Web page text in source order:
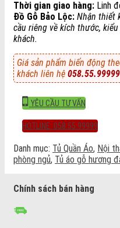
Thời gian giao hàng: Linh
Đồ Gỗ Bảo Lộc: Nhận thiết
cầu riêng về kích thước,
khách.
Giá sản phẩm biến động
khách liên hệ 058.55.99999
YÊU CẦU TƯ VẤN
HOTLINE: 058.55.99999
Danh mục: Tủ Quần Áo, Nội
phòng ngủ, Tủ áo gỗ hương
Chính sách bán hàng